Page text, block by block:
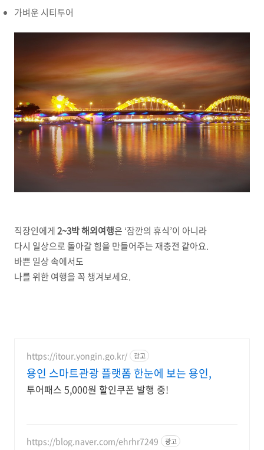
가벼운 시티투어
직장인에게2~3박 해외여행은 ‘잠깐의 휴식’이 아니라
다시 일상으로 돌아갈 힘을 만들어주는 재충전 같아요.
바쁜 일상 속에서도
나를 위한 여행을 꼭 챙겨보세요.
https://itour.yongin.go.kr/ 광고
용인 스마트관광 플랫폼 한눈에 보는 용인,
투어패스 5,000원 할인쿠폰 발행 중!
https://blog.naver.com/ehrhr7249 광고